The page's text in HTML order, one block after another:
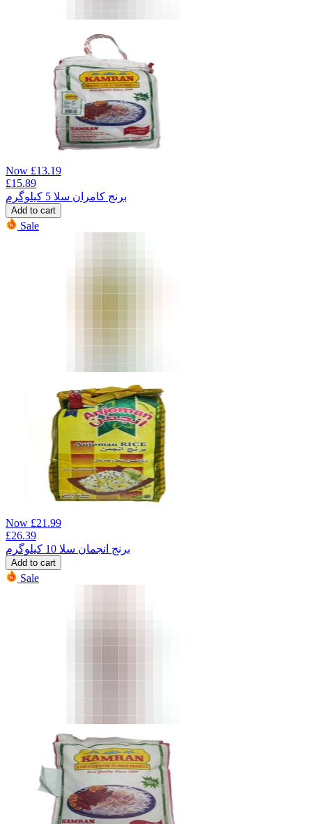
Now £13.19
£15.89
برنج کامران سلا 5 کیلوگرم
Add to cart
Sale
Now £21.99
£26.39
برنج انجمان سلا 10 کیلوگرم
Add to cart
Sale